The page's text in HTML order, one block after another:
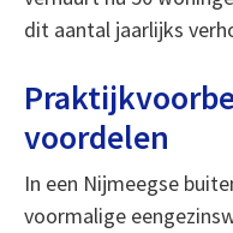
dit aantal jaarlijks
voordelen
In een Nijmeegse
voormalige